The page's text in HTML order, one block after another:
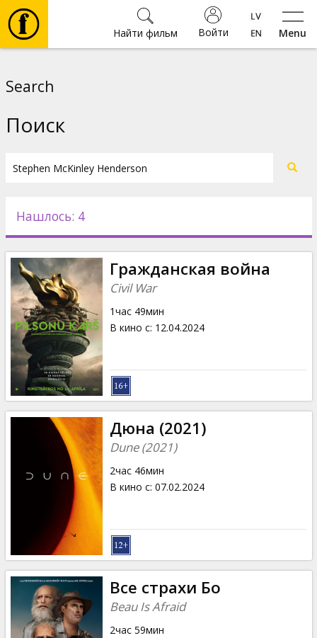
Menu
Войти
Найти фильм
Новости
Подарки
Кинозакуски
B2B
Клуб
Search
Поиск
Нашлось: 4
Гражданская война
Civil War
1час 49мин
В кино с: 12.04.2024
Дюна (2021)
Dune (2021)
2час 46мин
В кино с: 07.02.2024
Все страхи Бо
Beau Is Afraid
2час 59мин